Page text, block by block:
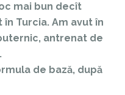
mai bun decît
Turcia. Am avut în
antrenat de
de bază, după